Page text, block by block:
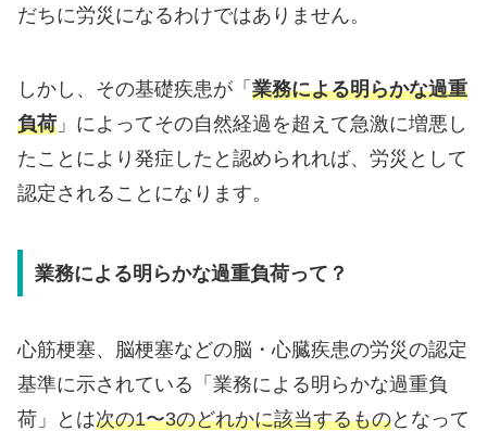
だちに労災になるわけではありません。
しかし、その基礎疾患が「 業務による明らかな過重
負荷 」によってその自然経過を超えて急激に増悪し
たことにより発症したと認められれば、労災として
認定されることになります。
業務による明らかな過重負荷って？
心筋梗塞、脳梗塞などの脳・心臓疾患の労災の認定
基準に示されている「業務による明らかな過重負
荷」とは次の1〜3のどれかに該当するものとなって